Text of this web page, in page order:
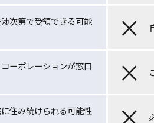
次第で受領できる可能
×
ーポレーションが窓口
×
住み続けられる可能性